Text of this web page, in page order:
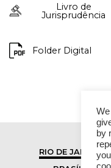
Livro de
Jurisprudência
Folder Digital
RIO DE JANEIRO
by